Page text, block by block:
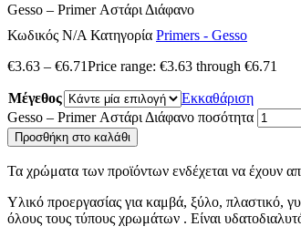
Gesso – Primer Αστάρι Διάφανο
Κωδικός N/AΚατηγορία Primers - Gesso
€3.63 – €6.71Price range: €3.63 through €6.71
Μέγεθος
Εκκαθάριση
Gesso – Primer Αστάρι Διάφανο ποσότητα
Προσθήκη στο καλάθι
Τα χρώματα των προϊόντων ενδέχεται να έχουν
Υλικό προεργασίας για καμβά, ξύλο, πλαστικό,
όλους τους τύπους χρωμάτων . Είναι